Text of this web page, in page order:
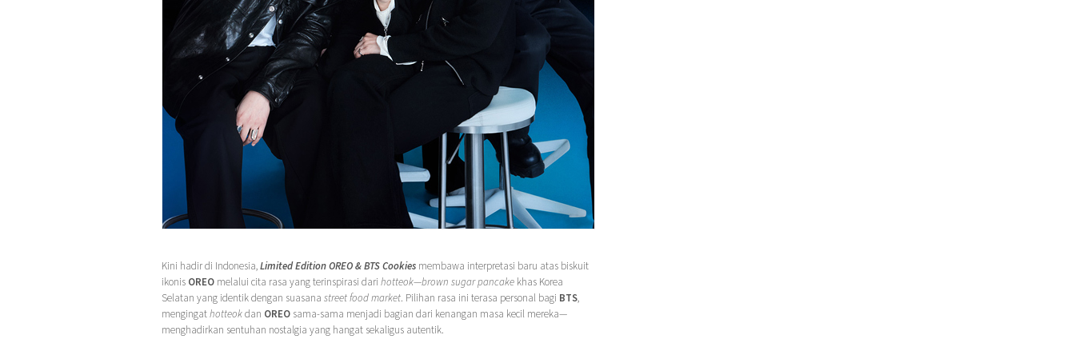
Kini hadir di Indonesia,Limited Edition OREO & BTS Cookies membawa interpretasi baru atas biskuit
ikonis OREO melalui cita rasa yang terinspirasi dari hotteok—brown sugar pancake khas Korea
Selatan yang identik dengan suasana street food market. Pilihan rasa ini terasa personal bagi BTS,
mengingathotteokdan OREO sama-sama menjadi bagian dari kenangan masa kecil mereka—
menghadirkan sentuhan nostalgia yang hangat sekaligus autentik.